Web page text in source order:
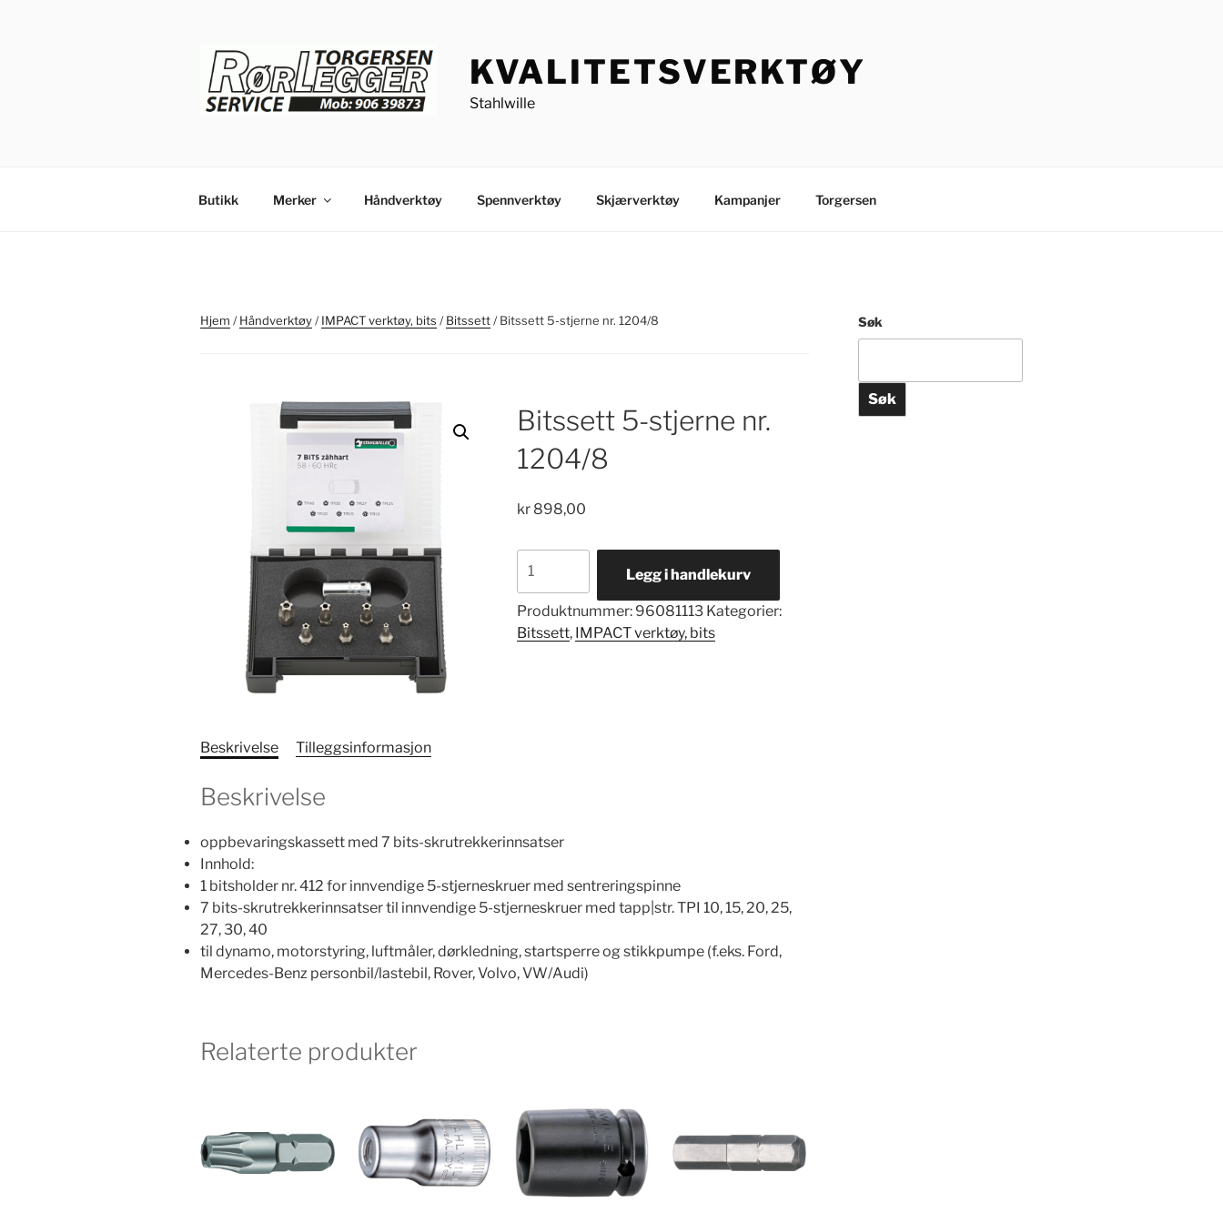
KVALITETSVERKTØY
Stahlwille
Butikk Merker Håndverktøy Spennverktøy Skjærverktøy Kampanjer Torgersen
Hjem /Håndverktøy/IMPACT verktøy, bits /Bitssett/ Bitssett 5-stjerne nr. 1204/8
Bitssett 5-stjerne nr.
1204/8
kr898,00
5-
stjerne
nr.
1204/8
Legg i handlekurv
Produktnummer: 96081113 Kategorier:
Bitssett, IMPACT verktøy, bits
Beskrivelse Tilleggsinformasjon
Beskrivelse
oppbevaringskassett med 7 bits-skrutrekkerinnsatser
Innhold:
1 bitsholder nr. 412 for innvendige 5-stjerneskruer med sentreringspinne
7 bits-skrutrekkerinnsatser til innvendige 5-stjerneskruer med tapp|str. TPI 10, 15, 20, 25,
27, 30, 40
til dynamo, motorstyring, luftmåler, dørkledning, startsperre og stikkpumpe (f.eks. Ford,
Mercedes-Benz personbil/lastebil, Rover, Volvo, VW/Audi)
Relaterte produkter
Søk
Søk